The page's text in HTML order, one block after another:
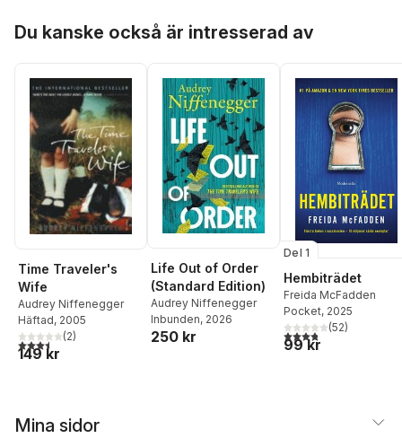
Du kanske också är intresserad av
Time Traveler's
Wife
Audrey Niffenegger
Häftad, 2005
3,5utav 5 stjärnor. Totalt antal röster:
(2)
149 kr
Life Out of Order
(Standard Edition)
Audrey Niffenegger
Inbunden, 2026
250 kr
Del 1
Hembiträdet
Freida McFadden
Pocket, 2025
3,8utav 5 stjärnor.
(52)
99 kr
Mina sidor